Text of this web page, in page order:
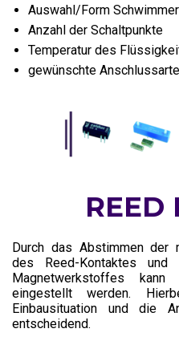
Auswahl/Form
Anzahl der Schaltpunkte
Temperatur des
gewünschte
REED
Durch das Abstimmen der
des Reed-Kontaktes
Magnetwerkstoffes
eingestellt werden.
Einbausituation und die
entscheidend.